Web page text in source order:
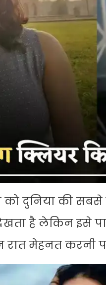
को दुनिया की
है लेकिन इसे
मेहनत करनी